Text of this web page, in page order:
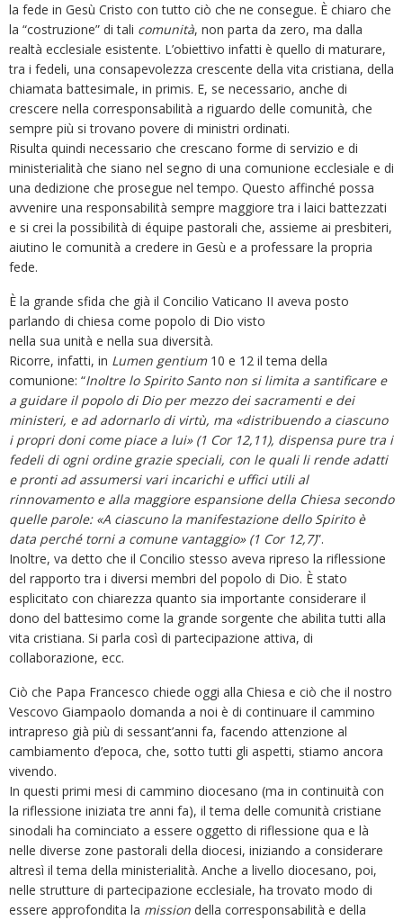
la fede in Gesù Cristo con tutto ciò che ne consegue. È chiaro che
la “costruzione” di tali comunità, non parta da zero, ma dalla
realtà ecclesiale esistente. L’obiettivo infatti è quello di maturare,
tra i fedeli, una consapevolezza crescente della vita cristiana, della
chiamata battesimale, in primis. E, se necessario, anche di
crescere nella corresponsabilità a riguardo delle comunità, che
sempre più si trovano povere di ministri ordinati.
Risulta quindi necessario che crescano forme di servizio e di
ministerialità che siano nel segno di una comunione ecclesiale e di
una dedizione che prosegue nel tempo. Questo affinché possa
avvenire una responsabilità sempre maggiore tra i laici battezzati
e si crei la possibilità di équipe pastorali che, assieme ai presbiteri,
aiutino le comunità a credere in Gesù e a professare la propria
fede.
È la grande sfida che già il Concilio Vaticano II aveva posto
parlando di chiesa come popolo di Dio visto
nella sua unità e nella sua diversità.
Ricorre, infatti, in Lumen gentium10 e 12 il tema della
comunione: “Inoltre lo Spirito Santo non si limita a santificare e
a guidare il popolo di Dio per mezzo dei sacramenti e dei
ministeri, e ad adornarlo di virtù, ma «distribuendo a ciascuno
i propri doni come piace a lui» (1 Cor 12,11), dispensa pure tra i
fedeli di ogni ordine grazie speciali, con le quali li rende adatti
e pronti ad assumersi vari incarichi e uffici utili al
rinnovamento e alla maggiore espansione della Chiesa secondo
quelle parole: «A ciascuno la manifestazione dello Spirito è
data perché torni a comune vantaggio» (1 Cor 12,7)”.
Inoltre, va detto che il Concilio stesso aveva ripreso la riflessione
del rapporto tra i diversi membri del popolo di Dio. È stato
esplicitato con chiarezza quanto sia importante considerare il
dono del battesimo come la grande sorgente che abilita tutti alla
vita cristiana. Si parla così di partecipazione attiva, di
collaborazione, ecc.
Ciò che Papa Francesco chiede oggi alla Chiesa e ciò che il nostro
Vescovo Giampaolo domanda a noi è di continuare il cammino
intrapreso già più di sessant’anni fa, facendo attenzione al
cambiamento d’epoca, che, sotto tutti gli aspetti, stiamo ancora
vivendo.
In questi primi mesi di cammino diocesano (ma in continuità con
la riflessione iniziata tre anni fa), il tema delle comunità cristiane
sinodali ha cominciato a essere oggetto di riflessione qua e là
nelle diverse zone pastorali della diocesi, iniziando a considerare
altresì il tema della ministerialità. Anche a livello diocesano, poi,
nelle strutture di partecipazione ecclesiale, ha trovato modo di
essere approfondita la mission della corresponsabilità e della